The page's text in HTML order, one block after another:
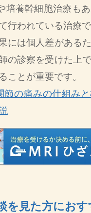
培養幹細胞治療も
行われている治療で
には個人差がある
の診察を受けた上
ことが重要です。
節の痛みの仕組み
を見た方にお